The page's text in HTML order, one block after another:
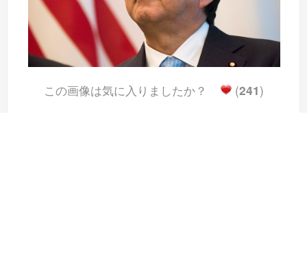
この画像は気に入りましたか？ (241)